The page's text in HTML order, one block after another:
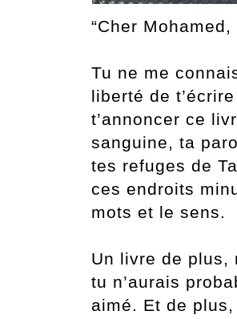
“Cher Mohamed,
Tu ne me
liberté de
t’annoncer ce
sanguine, ta
tes refuges de
ces endroits
mots et le sens.
Un livre de plus,
tu n’aurais
aimé. Et de